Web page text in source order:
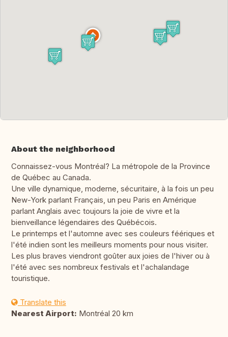
About the neighborhood
Connaissez-vous Montréal? La métropole de la Province
de Québec au Canada.
Une ville dynamique, moderne, sécuritaire, à la fois un peu
New-York parlant Français, un peu Paris en Amérique
parlant Anglais avec toujours la joie de vivre et la
bienveillance légendaires des Québécois.
Le printemps et l'automne avec ses couleurs féériques et
l'été indien sont les meilleurs moments pour nous visiter.
Les plus braves viendront goûter aux joies de l'hiver ou à
l'été avec ses nombreux festivals et l'achalandage
touristique.
Translate this
Nearest Airport: Montréal 20 km